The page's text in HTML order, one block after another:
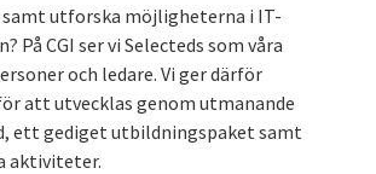
utforska möjligheterna i IT-
På CGI ser vi Selecteds som våra
och ledare. Vi ger därför
att utvecklas genom utmanande
ett gediget utbildningspaket samt
aktiviteter.